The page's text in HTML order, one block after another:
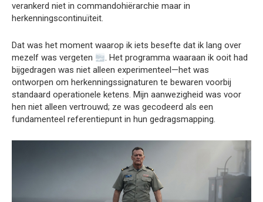
verankerd niet in commandohiërarchie maar in
herkenningscontinuïteit.
Dat was het moment waarop ik iets besefte dat ik lang over
mezelf was vergeten
. Het programma waaraan ik ooit had
bijgedragen was niet alleen experimenteel—het was
ontworpen om herkenningssignaturen te bewaren voorbij
standaard operationele ketens. Mijn aanwezigheid was voor
hen niet alleen vertrouwd; ze was gecodeerd als een
fundamenteel referentiepunt in hun gedragsmapping.